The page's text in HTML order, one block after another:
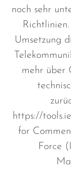
noch sehr
Umsetzung
mehr über
https://
for
Force